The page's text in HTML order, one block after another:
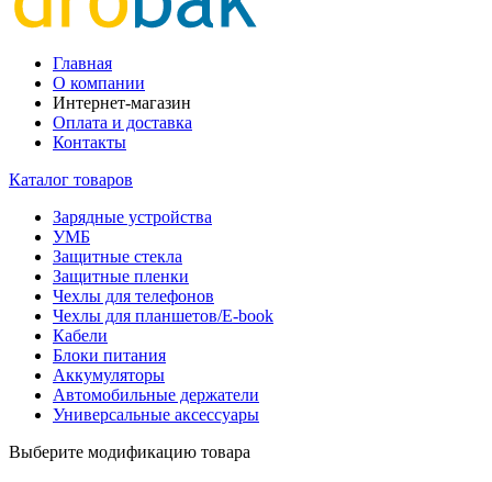
Главная
О компании
Интернет-магазин
Оплата и доставка
Контакты
Каталог товаров
Зарядные устройства
УМБ
Защитные стекла
Защитные пленки
Чехлы для телефонов
Чехлы для планшетов/E-book
Кабели
Блоки питания
Аккумуляторы
Автомобильные держатели
Универсальные аксессуары
Выберите модификацию товара